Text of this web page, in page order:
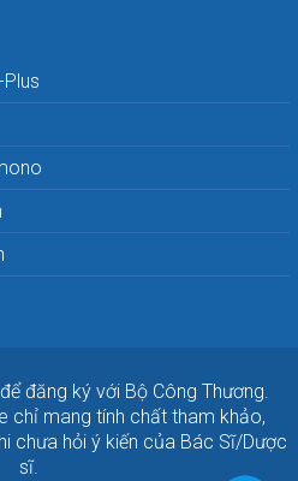
đăng ký với Bộ Công Thương.
chỉ mang tính chất tham khảo,
chưa hỏi ý kiến của Bác Sĩ/Dược
sĩ.